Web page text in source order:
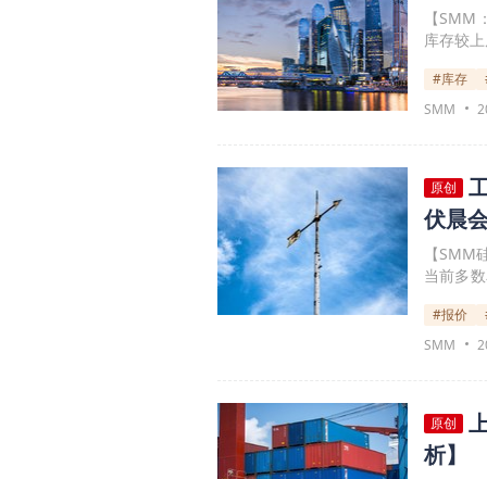
【
库存较
#库存
SMM
原创
伏晨
【
当前多
0.926
对坚挺
#报价
SMM
原创
析】